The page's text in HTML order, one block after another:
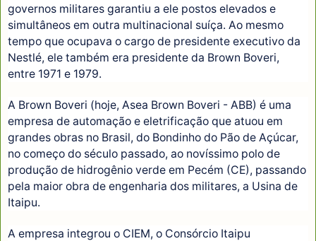
governos militares garantiu a ele postos elevados e
simultâneos em outra multinacional suíça. Ao mesmo
tempo que ocupava o cargo de presidente executivo da
Nestlé, ele também era presidente da Brown Boveri,
entre 1971 e 1979.
A Brown Boveri (hoje, Asea Brown Boveri - ABB) é uma
empresa de automação e eletrificação que atuou em
grandes obras no Brasil, do Bondinho do Pão de Açúcar,
no começo do século passado, ao novíssimo polo de
produção de hidrogênio verde em Pecém (CE), passando
pela maior obra de engenharia dos militares, a Usina de
Itaipu.
A empresa integrou o CIEM, o Consórcio Itaipu